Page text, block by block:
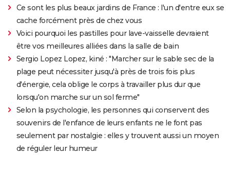
Ce sont les plus beaux jardins de France : l'un d'entre eux se
cache forcément près de chez vous
Voici pourquoi les pastilles pour lave-vaisselle devraient
être vos meilleures alliées dans la salle de bain
Sergio Lopez Lopez, kiné : "Marcher sur le sable sec de la
plage peut nécessiter jusqu'à près de trois fois plus
d'énergie, cela oblige le corps à travailler plus dur que
lorsqu'on marche sur un sol ferme"
Selon la psychologie, les personnes qui conservent des
souvenirs de l'enfance de leurs enfants ne le font pas
seulement par nostalgie : elles y trouvent aussi un moyen
de réguler leur humeur